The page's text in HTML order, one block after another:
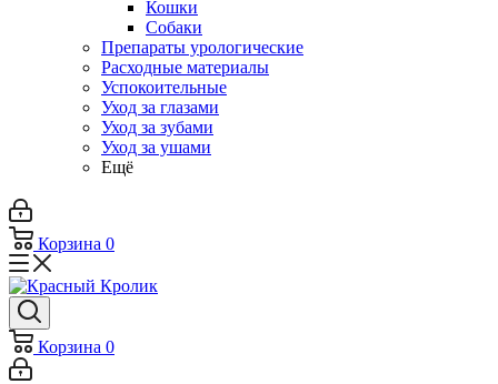
Кошки
Собаки
Препараты урологические
Расходные материалы
Успокоительные
Уход за глазами
Уход за зубами
Уход за ушами
Ещё
Корзина 0
Корзина 0